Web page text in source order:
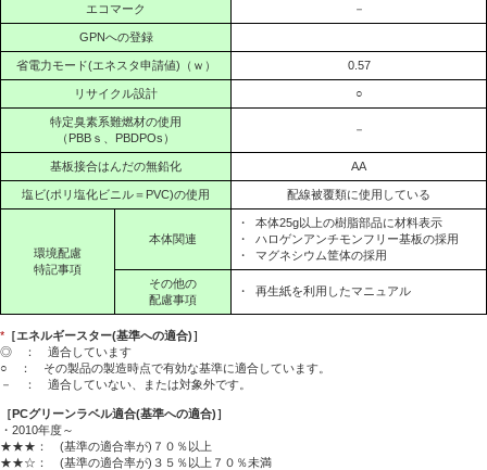
エコマーク －
GPNへの登録
省電力モード(エネスタ申請値)（ｗ） 0.57
リサイクル設計 ○
特定臭素系難燃材の使用
（PBBｓ、PBDPOs）
－
基板接合はんだの無鉛化 AA
塩ビ(ポリ塩化ビニル＝PVC)の使用 配線被覆類に使用している
環境配慮
特記事項
本体関連
・
本体25g以上の樹脂部品に材料表示
・
ハロゲンアンチモンフリー基板の採用
・
マグネシウム筐体の採用
その他の
配慮事項
・ 再生紙を利用したマニュアル
* ［エネルギースター(基準への適合)］
◎ ： 適合しています
○ ： その製品の製造時点で有効な基準に適合しています。
－ ： 適合していない、または対象外です。
［PCグリーンラベル適合(基準への適合)］
・2010年度～
★★★： (基準の適合率が)７０％以上
★★☆： (基準の適合率が)３５％以上７０％未満